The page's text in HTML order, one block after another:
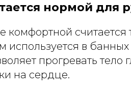
нормой для
комфортной считается
в банных
прогревать тело
на сердце.